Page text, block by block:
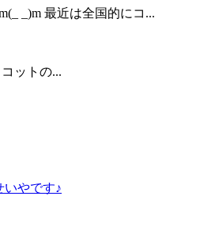
_)m 最近は全国的にコ...
ットの...
いやです♪